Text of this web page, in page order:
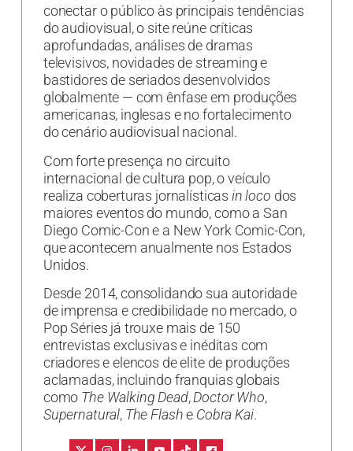
conectar o público às principais tendências
do audiovisual, o site reúne críticas
aprofundadas, análises de dramas
televisivos, novidades de streaming e
bastidores de seriados desenvolvidos
globalmente — com ênfase em produções
americanas, inglesas e no fortalecimento
do cenário audiovisual nacional.
Com forte presença no circuito
internacional de cultura pop, o veículo
realiza coberturas jornalísticas in loco dos
maiores eventos do mundo, como a San
Diego Comic-Con e a New York Comic-Con,
que acontecem anualmente nos Estados
Unidos.
Desde 2014, consolidando sua autoridade
de imprensa e credibilidade no mercado, o
Pop Séries já trouxe mais de 150
entrevistas exclusivas e inéditas com
criadores e elencos de elite de produções
aclamadas, incluindo franquias globais
como The Walking Dead,Doctor Who,
Supernatural, The Flashe Cobra Kai.